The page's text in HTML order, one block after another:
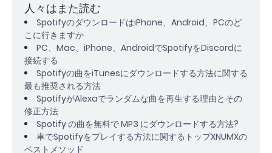
人々はまた読む
SpotifyのダウンロードはiPhone、Android、PCのど
こに行きますか
PC、Mac、iPhone、AndroidでSpotifyをDiscordに
接続する
Spotifyの曲をiTunesにダウンロードする方法に関する
最も推奨される方法
SpotifyがAlexaでランダムな曲を再生する理由とその
修正方法
Spotify の曲を無料で MP3 にダウンロードする方法?
車でSpotifyをプレイする方法に関するトップXNUMXの
ベストメソッド